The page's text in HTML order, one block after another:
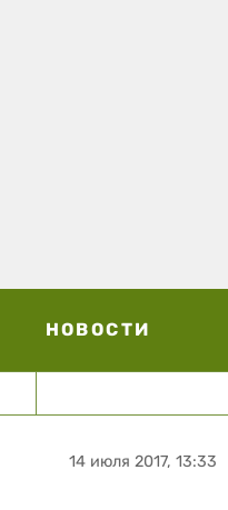
НОВОСТИ
14 июля 2017, 13:33